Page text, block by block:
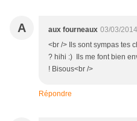
A aux fourneaux 03/03/
<br /> Ils sont sympas tes
? hihi :) Ils me font bien
! Bisous<br />
Répondre